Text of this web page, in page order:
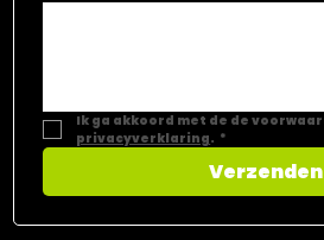
privacyverklaring. *
Verzenden